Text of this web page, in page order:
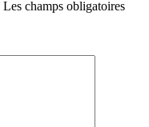
Les champs obligatoires